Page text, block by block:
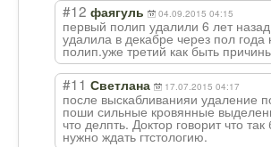
#12 фаягуль 04.09.2015 04:15
первый полип удалили 6 лет
удалила в декабре через пол года
полип.уже третий как быть
#11 Светлана 17.07.2015 04:17
после выскабливанияи удаление
поши сильные кровянные
что делпть. Доктор говорит что
нужно ждать гтстологию.